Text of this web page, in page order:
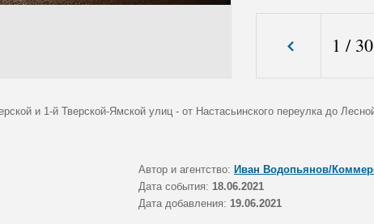
1 / 30
и 1-й Тверской-Ямской улиц - от Настасьинского переулка до
Автор и агентство: Иван Водопьянов/
Дата события: 18.06.2021
Дата добавления: 19.06.2021